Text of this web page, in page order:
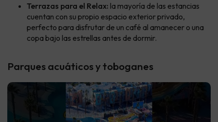
Terrazas para el Relax: la mayoría de las estancias
cuentan con su propio espacio exterior privado,
perfecto para disfrutar de un café al amanecer o una
copa bajo las estrellas antes de dormir.
Parques acuáticos y toboganes